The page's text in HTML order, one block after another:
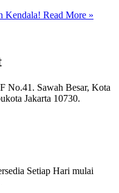
Kendala! Read More »
No.41. Sawah Besar, Kota
Jakarta 10730.
Setiap Hari mulai